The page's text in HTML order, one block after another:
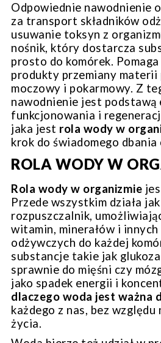
Odpowiednie nawodnienie
za transport składników
usuwanie toksyn z
nośnik, który dostarcza
prosto do komórek.
produkty przemiany materii
moczowy i pokarmowy. Z
nawodnienie jest
funkcjonowania i
jaka jest rola wody w
krok do świadomego dbania
ROLA WODY W
Rola wody w organizmie
Przede wszystkim działa
rozpuszczalnik,
witamin, minerałów i innych
odżywczych do każdej
substancje takie jak
sprawnie do mięśni czy
jako spadek energii i
dlaczego woda jest ważna
każdego z nas, bez
życia.